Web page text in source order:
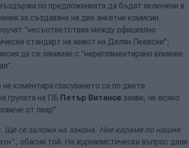
по предложенията да бъдат включени в
за създаване на две анкетни комисии.
"несъответствия между официално
стандарт на живот на Делян Пеевски";
да се занимае с "нерегламентирано влияние
коментира гласуването си по двете
групата на ПБ Петър Витанов заяви, че всяко
от пиар".
Ще се заложи на закона. Ние караме по нашия
, обясни той. На журналистически въпрос дали